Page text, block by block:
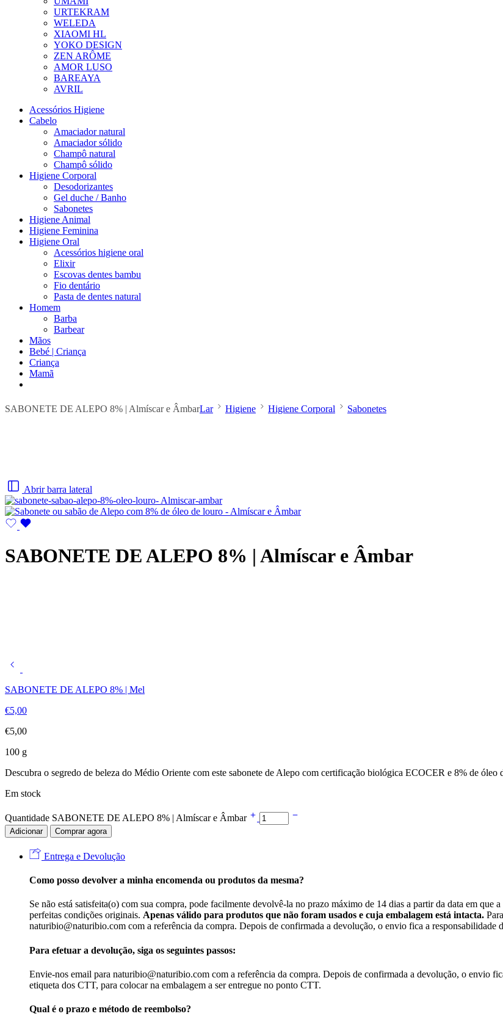
URTEKRAM
WELEDA
XIAOMI HL
YOKO DESIGN
ZEN ARÔME
AMOR LUSO
BAREAYA
AVRIL
Acessórios Higiene
Cabelo
Amaciador natural
Amaciador sólido
Champô natural
Champô sólido
Higiene Corporal
Desodorizantes
Gel duche / Banho
Sabonetes
Higiene Animal
Higiene Feminina
Higiene Oral
Acessórios higiene oral
Elixir
Escovas dentes bambu
Fio dentário
Pasta de dentes natural
Homem
Barba
Barbear
Mãos
Bebé | Criança
Criança
Mamã
SABONETE DE ALEPO 8% | Almíscar e ÂmbarLar Higiene Higiene Corporal Sabonetes
Abrir barra lateral
SABONETE DE ALEPO 8% | Almíscar e Âmbar
SABONETE DE ALEPO 8% | Mel
€5,00
€5,00
100 g
Descubra o segredo de beleza do Médio Oriente com este sabonete de Alepo com certificação biológica ECOCER e 8% de
Em stock
Quantidade SABONETE DE ALEPO 8% | Almíscar e Âmbar
Adicionar Comprar agora
Entrega e Devolução
Como posso devolver a minha encomenda ou produtos da mesma?
Se não está satisfeita(o) com sua compra, pode facilmente devolvê-la no prazo máximo de 14 dias a partir da data em que
perfeitas condições originais. Apenas válido para produtos que não foram usados e cuja embalagem está intacta.
naturibio@naturibio.com com a referência da compra. Depois de confirmada a devolução, o envio fica a responsabilidade
Para efetuar a devolução, siga os seguintes passos:
Envie-nos email para naturibio@naturibio.com com a referência da compra. Depois de confirmada a devolução, o envio
etiqueta dos CTT, para colocar na embalagem a ser entregue no ponto CTT.
Qual é o prazo e método de reembolso?